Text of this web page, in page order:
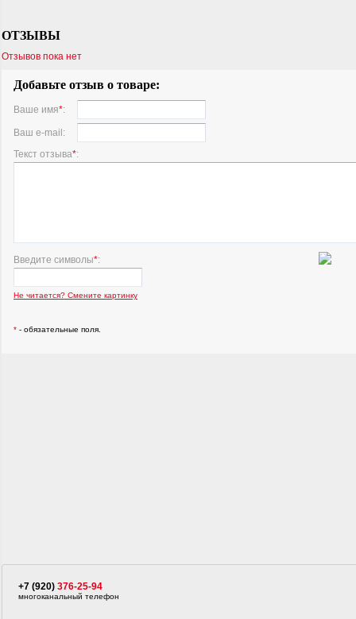
ОТЗЫВЫ
Отзывов пока нет
Добавьте отзыв о товаре:
Ваше имя*:
Ваш e-mail:
Текст отзыва*:
Введите символы*:
Не читается? Смените картинку
* - обязательные поля.
+7 (920) 376-25-94
многоканальный телефон